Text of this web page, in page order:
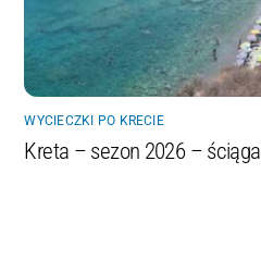
WYCIECZKI PO KRECIE
Kreta – sezon 2026 – ściąga